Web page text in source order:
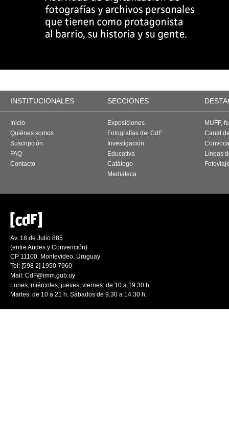
INSTITUCIONALES SECCIONES
Inicio
Quiénes somos
Suscripción
FAQ
Contacto
Exposiciones
Fotografías del CdF
Investigación
Educativa
Catálogo
Mediateca
MUFF,
Canal
Líneas
Av. 18 de Julio 885
(entre Andes y Convención)
CP 11100. Montevideo. Uruguay
Tel: [598 2] 1950 7960
Mail: CdF@imm.gub.uy
Lunes, miércoles, jueves, viernes: de 10 a 19.30 h.
Martes: de 10 a 21 h. Sábados de 9.30 a 14.30 h.